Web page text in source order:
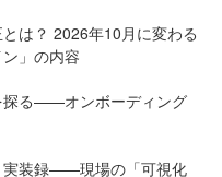
は？ 2026年10月に変わる
」の内容
探る——オンボーディング
実装録——現場の「可視化